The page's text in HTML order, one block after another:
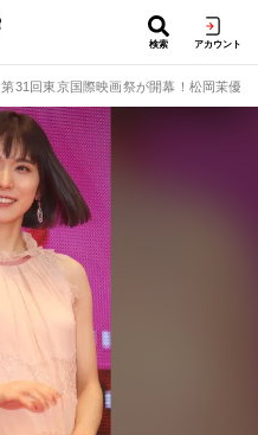
検索 アカウント
第31回東京国際映画祭が開幕！松岡茉優